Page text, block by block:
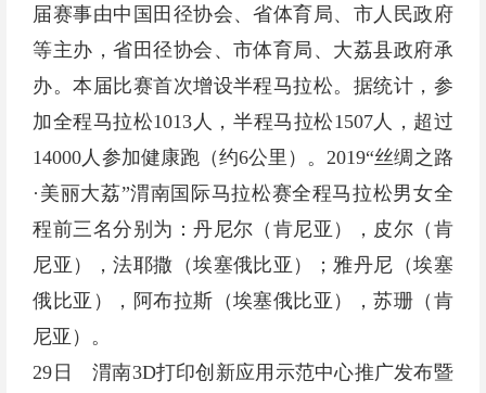
届赛事由中国田径协会、省体育局、市人民政府
等主办，省田径协会、市体育局、大荔县政府承
办。本届比赛首次增设半程马拉松。据统计，参
加全程马拉松1013人，半程马拉松1507人，超过
14000人参加健康跑（约6公里）。2019“丝绸之路
·美丽大荔”渭南国际马拉松赛全程马拉松男女全
程前三名分别为：丹尼尔（肯尼亚），皮尔（肯
尼亚），法耶撒（埃塞俄比亚）；雅丹尼（埃塞
俄比亚），阿布拉斯（埃塞俄比亚），苏珊（肯
尼亚）。
29日 渭南3D打印创新应用示范中心推广发布暨